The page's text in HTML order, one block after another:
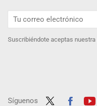
Suscribiéndote aceptas nuestra
Síguenos